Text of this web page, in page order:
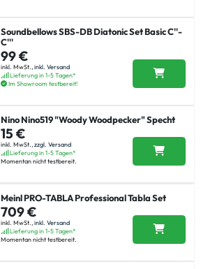
Soundbellows SBS-DB Diatonic Set Basic C''-
C'''
99 €
inkl. MwSt., inkl. Versand
Lieferung in 1-5 Tagen*
Im Showroom testbereit!
Nino Nino519 "Woody Woodpecker" Specht
15 €
inkl. MwSt.,zzgl. Versand
Lieferung in 1-5 Tagen*
Momentan nicht testbereit.
Meinl PRO-TABLA Professional Tabla Set
709 €
inkl. MwSt., inkl. Versand
Lieferung in 1-5 Tagen*
Momentan nicht testbereit.